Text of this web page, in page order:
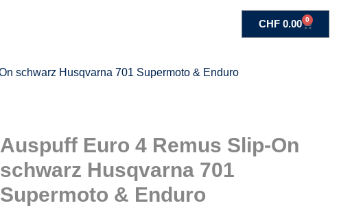
CHF 0.00 0
schwarz Husqvarna 701 Supermoto & Enduro
Auspuff Euro 4 Remus Slip-On
schwarz Husqvarna 701
Supermoto & Enduro